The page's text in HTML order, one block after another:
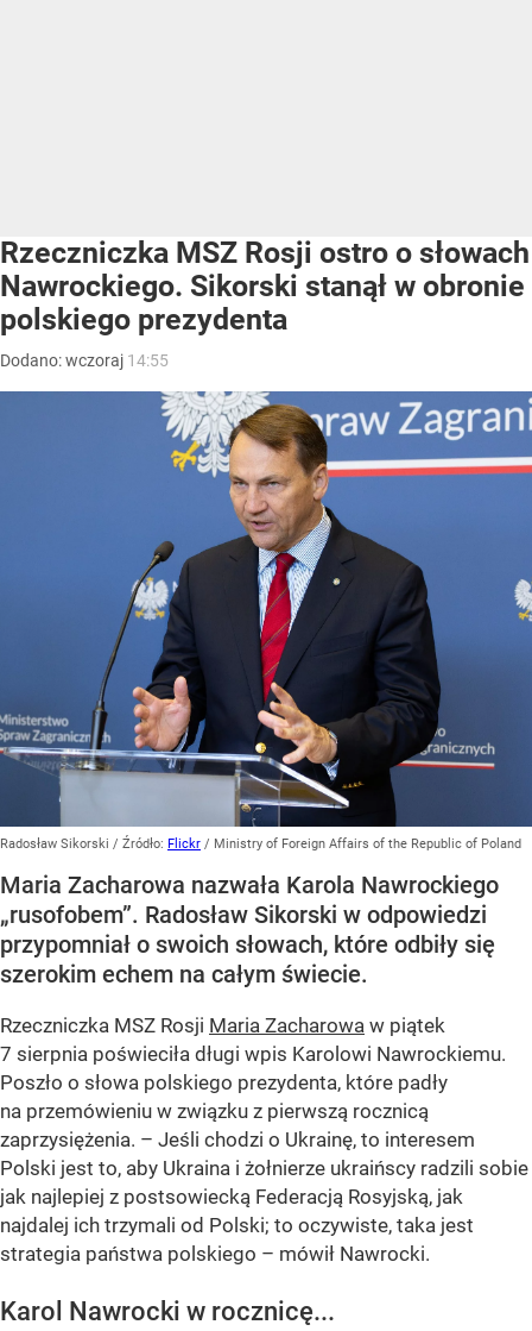
Rzeczniczka MSZ Rosji ostro o słowach
Nawrockiego. Sikorski stanął w obronie
polskiego prezydenta
Dodano:wczoraj 14:55
Radosław Sikorski / Źródło: Flickr / Ministry of Foreign Affairs of the Republic of Poland
Maria Zacharowa nazwała Karola Nawrockiego
„rusofobem”. Radosław Sikorski w odpowiedzi
przypomniał o swoich słowach, które odbiły się
szerokim echem na całym świecie.
Rzeczniczka MSZ Rosji Maria Zacharowa w piątek
7 sierpnia poświeciła długi wpis Karolowi Nawrockiemu.
Poszło o słowa polskiego prezydenta, które padły
na przemówieniu w związku z pierwszą rocznicą
zaprzysiężenia. – Jeśli chodzi o Ukrainę, to interesem
Polski jest to, aby Ukraina i żołnierze ukraińscy radzili sobie
jak najlepiej z postsowiecką Federacją Rosyjską, jak
najdalej ich trzymali od Polski; to oczywiste, taka jest
strategia państwa polskiego – mówił Nawrocki.
Karol Nawrocki w rocznicę...